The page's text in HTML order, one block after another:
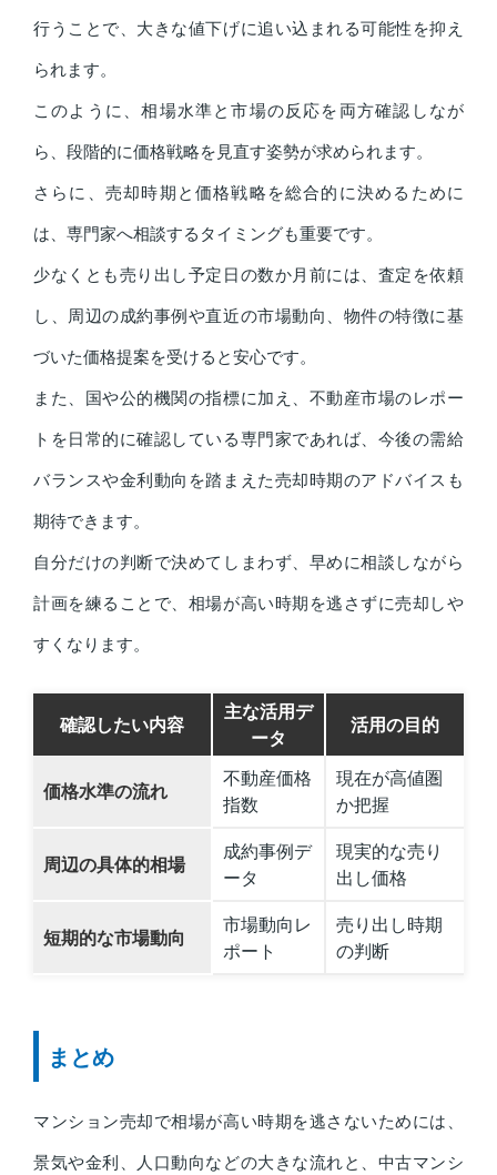
行うことで、大きな値下げに追い込まれる可能性を抑え
られます。
このように、相場水準と市場の反応を両方確認しなが
ら、段階的に価格戦略を見直す姿勢が求められます。
さらに、売却時期と価格戦略を総合的に決めるために
は、専門家へ相談するタイミングも重要です。
少なくとも売り出し予定日の数か月前には、査定を依頼
し、周辺の成約事例や直近の市場動向、物件の特徴に基
づいた価格提案を受けると安心です。
また、国や公的機関の指標に加え、不動産市場のレポー
トを日常的に確認している専門家であれば、今後の需給
バランスや金利動向を踏まえた売却時期のアドバイスも
期待できます。
自分だけの判断で決めてしまわず、早めに相談しながら
計画を練ることで、相場が高い時期を逃さずに売却しや
すくなります。
確認したい内容
主な活用デ
ータ
活用の目的
価格水準の流れ
不動産価格
指数
現在が高値圏
か把握
周辺の具体的相場
成約事例デ
ータ
現実的な売り
出し価格
短期的な市場動向
市場動向レ
ポート
売り出し時期
の判断
まとめ
マンション売却で相場が高い時期を逃さないためには、
景気や金利、人口動向などの大きな流れと、中古マンシ